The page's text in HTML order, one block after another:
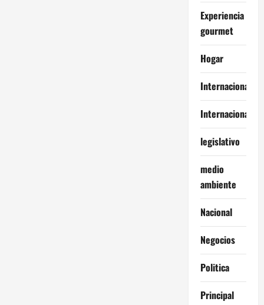
Experiencia
gourmet
Hogar
Internacional
Internacionales
legislativo
medio
ambiente
Nacional
Negocios
Politica
Principal